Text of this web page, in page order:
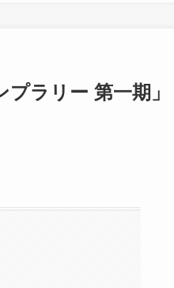
ラリー 第一期」